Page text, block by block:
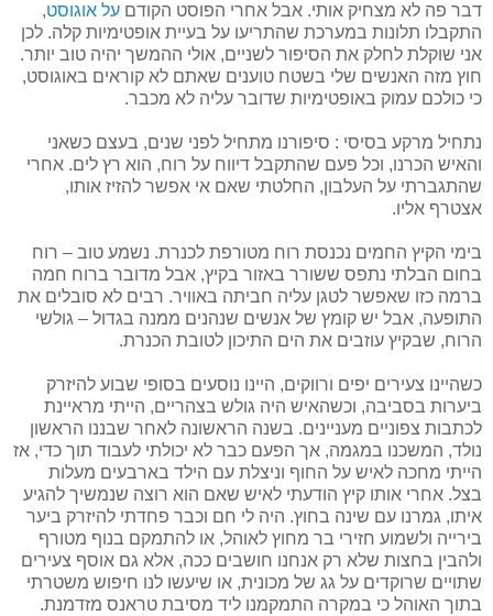
דבר פה לא מצחיק אותי. אבל אחרי הפוסט הקודם על אוגוסט,
התקבלו תלונות במערכת שהתריעו על בעיית אופטימיות קלה. לכן
אני שוקלת לחלק את הסיפור לשניים, אולי ההמשך יהיה טוב יותר.
חוץ מזה האנשים שלי בשטח טוענים שאתם לא קוראים באוגוסט,
כי כולכם עמוק באופטימיות שדובר עליה לא מכבר.
נתחיל מרקע בסיסי : סיפורנו מתחיל לפני שנים, בעצם כשאני
והאיש הכרנו, וכל פעם שהתקבל דיווח על רוח, הוא רץ לים. אחרי
שהתגברתי על העלבון, החלטתי שאם אי אפשר להזיז אותו,
אצטרף אליו.
בימי הקיץ החמים נכנסת רוח מטורפת לכנרת. נשמע טוב – רוח
בחום הבלתי נתפס ששורר באזור בקיץ, אבל מדובר ברוח חמה
ברמה כזו שאפשר לטגן עליה חביתה באוויר. רבים לא סובלים את
התופעה, אבל יש קומץ של אנשים שנהנים ממנה בגדול – גולשי
הרוח, שבקיץ עוזבים את הים התיכון לטובת הכנרת.
כשהיינו צעירים יפים ורווקים, היינו נוסעים בסופי שבוע להיזרק
ביערות בסביבה, וכשהאיש היה גולש בצהריים, הייתי מראיינת
לכתבות צפוניים מעניינים. בשנה הראשונה לאחר שבננו הראשון
נולד, המשכנו במגמה, אך הפעם כבר לא יכולתי לעבוד תוך כדי, אז
הייתי מחכה לאיש על החוף וניצלת עם הילד בארבעים מעלות
בצל. אחרי אותו קיץ הודעתי לאיש שאם הוא רוצה שנמשיך להגיע
איתו, גמרנו עם שינה בחוץ. היה לי חם וכבר פחדתי להיזרק ביער
בירייה ולשמוע חזירי בר מחוץ לאוהל, או להתמקם בנוף מטורף
ולהבין בחצות שלא רק אנחנו חושבים ככה, אלא גם אוסף צעירים
שתויים שרוקדים על גג של מכונית, או שיעשו לנו חיפוש משטרתי
בתוך האוהל כי במקרה התמקמנו ליד מסיבת טראנס מזדמנת.